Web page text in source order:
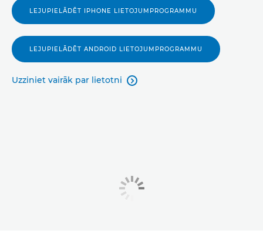
LEJUPIELĀDĒT IPHONE LIETOJUMPROGRAMMU
LEJUPIELĀDĒT ANDROID LIETOJUMPROGRAMMU
Uzziniet vairāk par lietotni 